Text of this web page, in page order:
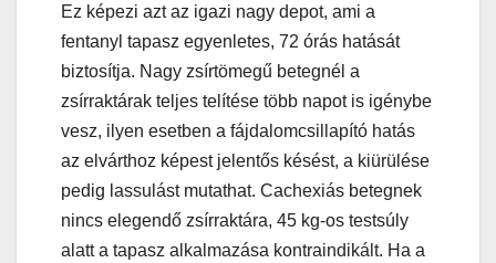
Ez képezi azt az igazi nagy depot, ami a
fentanyl tapasz egyenletes, 72 órás hatását
biztosítja. Nagy zsírtömegű betegnél a
zsírraktárak teljes telítése több napot is igénybe
vesz, ilyen esetben a fájdalomcsillapító hatás
az elvárthoz képest jelentős késést, a kiürülése
pedig lassulást mutathat. Cachexiás betegnek
nincs elegendő zsírraktára, 45 kg-os testsúly
alatt a tapasz alkalmazása kontraindikált. Ha a